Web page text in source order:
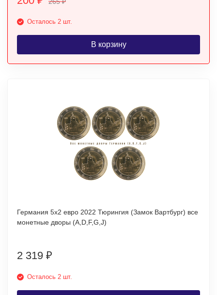
₽
Осталось 2 шт.
В корзину
Германия 5х2 евро 2022 Тюрингия (Замок Вартбург) все
монетные дворы (A,D,F,G,J)
2 319 ₽
Осталось 2 шт.